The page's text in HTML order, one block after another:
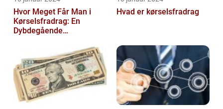
Hvor Meget Får Man i
Kørselsfradrag: En
Dybdegående
Hvad er kørselsfradrag